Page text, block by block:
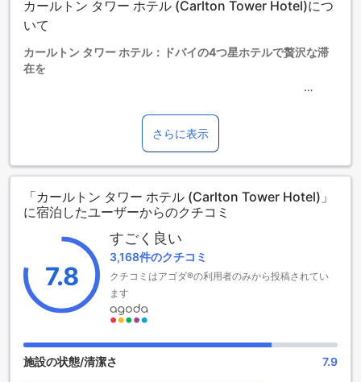
0～5歳までのお子さま
添い寝の場合は宿泊無料です。＜ご注意＞ベビーベッドのご
利用には追加料金が発生する場合があります。また、利用可
否は空き状況によります。
12歳以上の宿泊者は大人とみなされます。
エキストラベッドの追加可否は、ルームタイプにより異なり
ます。各ルームタイプ欄の記載をお確かめください。ルーム
ていない場合は、エキストラベッドの追加はできません。
【ご注意】6部屋以上をご予約の場合は、異なるご予約条件や
追加料金が適用されることがありますのでご了承ください。
カールトン タワー ホテル (Carlton Tower Hotel)につ
いて
カールトン タワー ホテル：ドバイの4つ星ホテルで贅沢な滞
在を
星ホテルです。このホテルは、素晴らしいサービスと快適な
滞在を提供します。チェックインは午後2時から可能であり、
チェックアウトは午後12時30分までとなっています。空港ま
での所要時間はわずか15分で、市内中心部からも5.0キロメー
トルの距離に位置しています。カールトン タワー ホテルは、
158室の客室を提供しており、お客様のニーズに合わせた滞在
をお楽しみいただけます。また、このホテルでは、6歳から11
歳までのお子様が無料で宿泊することができます。贅沢な滞
在をお求めの方におすすめのホテルです。
充実したエンターテイメント施設で贅沢な滞在を
カールトン タワー ホテルは、ドバイで最高のエンターテイメ
ント施設を提供しています。ホテル内にはショップ、バー、
ナイトクラブ、サロン、マッサージルーム、サウナ、スチー
ムルーム、スパ、カラオケ、ギフト/お土産店があります。シ
さらに表示
「カールトン タワー ホテル (Carlton Tower Hotel)」
に宿泊したユーザーからのクチコミ
7.8
すごく良い
3,168件のクチコミ
クチコミはアゴダ®の利用者のみから投稿されてい
ます
施設の状態/清潔さ 7.9